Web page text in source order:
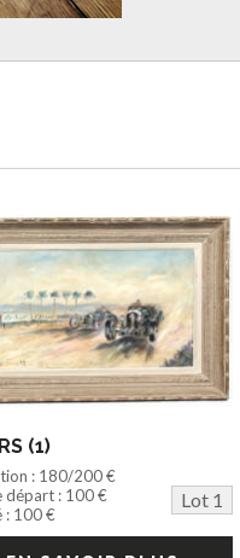
(1)
: 180/200 €
départ : 100 €
Lot 1
: 100 €